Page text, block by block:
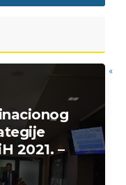
2021. –
«